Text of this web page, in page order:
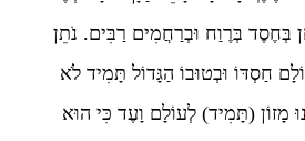
בְּחֶסֶד בְּרֶוַח וּבְרַחֲמִים רַבִּים. נֹתֵן
חַסְדּוֹ וּבְטוּבוֹ הַגָּדוֹל תָּמִיד לֹא
מָזוֹן (תָּמִיד) לְעוֹלָם וָעֶד כִּי הוּא